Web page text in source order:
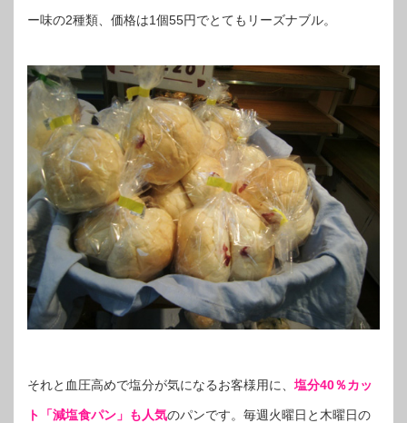
ー味の2種類、価格は1個55円でとてもリーズナブル。
それと血圧高めで塩分が気になるお客様用に、 塩分40％カッ
ト「減塩食パン」も人気のパンです。毎週火曜日と木曜日の